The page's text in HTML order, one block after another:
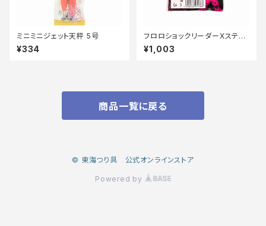
ミニミニジェット天秤 5号
¥334
フロロショックリーダーXステル
スピンク20m 30lb
¥1,003
商品一覧に戻る
© 東海つり具 公式オンラインストア
Powered by